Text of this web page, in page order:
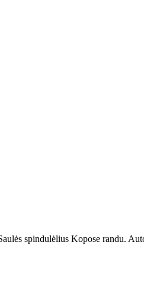
spindulėlius Kopose randu.